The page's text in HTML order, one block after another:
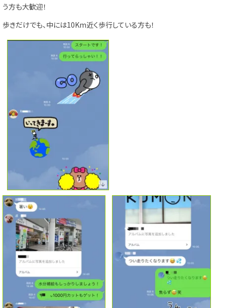
う方も大歓迎！
歩きだけでも、中には10Km近く歩行している方も！